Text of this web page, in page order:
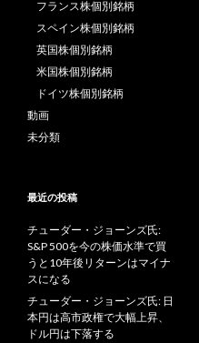
フランス株個別銘柄
スペイン株個別銘柄
英国株個別銘柄
米国株個別銘柄
ドイツ株個別銘柄
動画
未分類
最近の投稿
チューダー・ジョーンズ氏:
S&P 500を今の株価水準で買
うと10年後リターンはマイナ
スになる
チューダー・ジョーンズ氏: 日
本円は高市政権で大幅上昇、
ドル円は下落する